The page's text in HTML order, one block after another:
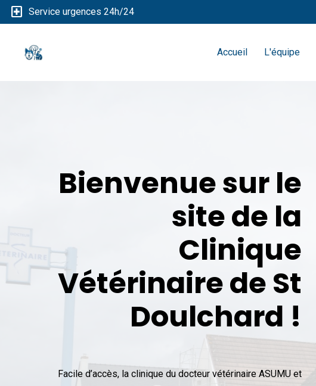
local_hospital Service urgences 24h/24
Accueil L'équipe
Bienvenue sur le
site de la
Clinique
Vétérinaire de St
Doulchard !
Facile d’accès, la clinique du docteur vétérinaire ASUMU et